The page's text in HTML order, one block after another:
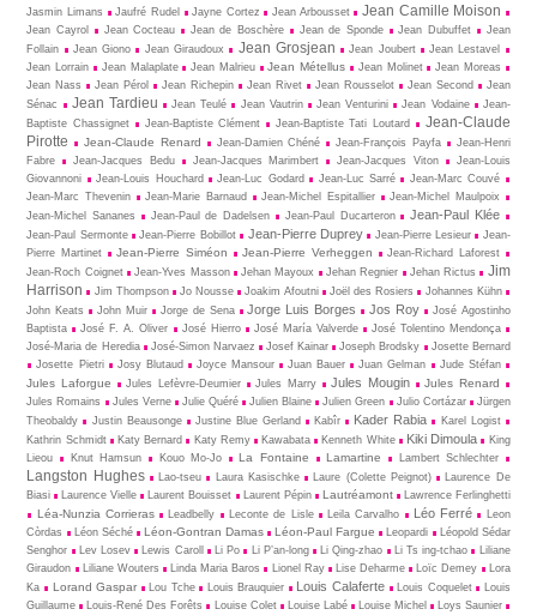
Jasmin Limans
Jaufré Rudel Jayne Cortez Jean Arbousset Jean Camille Moison
Jean Cayrol Jean Cocteau Jean de Boschère Jean de Sponde Jean Dubuffet
Jean
Follain
Jean Giono Jean Giraudoux Jean Grosjean Jean Joubert
Jean Lestavel
Jean Lorrain
Jean Malaplate Jean Malrieu Jean Métellus Jean Molinet
Jean Moreas
Jean Nass
Jean Pérol Jean Richepin Jean Rivet Jean Rousselot Jean Second
Jean
Sénac
Jean Tardieu Jean Teulé Jean Vautrin Jean Venturini Jean Vodaine
Jean-
Baptiste Chassignet
Jean-Baptiste Clément Jean-Baptiste Tati Loutard
Jean-Claude
Pirotte
Jean-Claude Renard Jean-Damien Chéné Jean-François Payfa
Jean-Henri
Fabre
Jean-Jacques Bedu Jean-Jacques Marimbert Jean-Jacques Viton
Jean-Louis
Giovannoni
Jean-Louis Houchard Jean-Luc Godard Jean-Luc Sarré
Jean-Marc Couvé
Jean-Marc Thevenin
Jean-Marie Barnaud Jean-Michel Espitallier
Jean-Michel Maulpoix
Jean-Michel Sananes
Jean-Paul de Dadelsen Jean-Paul Ducarteron Jean-Paul Klée
Jean-Paul Sermonte Jean-Pierre Bobillot Jean-Pierre Duprey Jean-Pierre Lesieur
Jean-
Pierre Martinet
Jean-Pierre Siméon Jean-Pierre Verheggen
Jean-Richard Laforest
Jean-Roch Coignet
Jean-Yves Masson Jehan Mayoux Jehan Regnier Jehan Rictus
Jim
Harrison
Jim Thompson Jo Nousse Joakim Afoutni Joël des Rosiers
Johannes Kühn
John Keats
John Muir Jorge de Sena Jorge Luis Borges Jos Roy
José Agostinho
Baptista
José F. A. Oliver José Hierro José María Valverde
José Tolentino Mendonça
José-Maria de Heredia
José-Simon Narvaez Josef Kainar Joseph Brodsky
Josette Bernard
Josette Pietri
Josy Blutaud Joyce Mansour Juan Bauer Juan Gelman Jude Stéfan
Jules Laforgue Jules Lefèvre-Deumier Jules Marry Jules Mougin Jules Renard
Jules Romains Jules Verne Julie Quéré Julien Blaine Julien Green Julio Cortázar
Jürgen
Theobaldy
Justin Beausonge Justine Blue Gerland Kabîr Kader Rabia
Karel Logist
Kathrin Schmidt
Katy Bernard Katy Remy Kawabata Kenneth White Kiki Dimoula
King
Lieou
Knut Hamsun Kouo Mo-Jo La Fontaine Lamartine Lambert Schlechter
Langston Hughes Lao-tseu Laura Kasischke Laure (Colette Peignot)
Laurence De
Biasi
Laurence Vielle Laurent Bouisset Laurent Pépin Lautréamont Lawrence Ferlinghetti
Léa-Nunzia Corrieras Leadbelly Leconte de Lisle Leila Carvalho Léo Ferré
Leon
Còrdas
Léon Séché Léon-Gontran Damas Léon-Paul Fargue Leopardi
Léopold Sédar
Senghor
Lev Losev Lewis Caroll Li Po Li P’an-long Li Qing-zhao Li Ts ing-tchao
Liliane
Giraudon
Liliane Wouters Linda Maria Baros Lionel Ray Lise Deharme Loïc Demey
Lora
Ka
Lorand Gaspar Lou Tche Louis Brauquier Louis Calaferte Louis Coquelet
Louis
Guillaume
Louis-René Des Forêts Louise Colet Louise Labé Louise Michel
Loys Saunier